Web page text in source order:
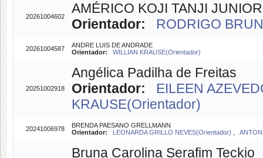
20261004602
AMÉRICO KOJI TANJI JUNIOR
Orientador:
RODRIGO
20261004587
ANDRE LUIS DE ANDRADE
Orientador:
WILLIAN KRAUSE(Orientador)
20251002918
Angélica Padilha de Freitas
Orientador:
EILEEN
KRAUSE(Orientador)
20241006978
BRENDA PAESANO GRELLMANN
Orientador:
LEONARDA GRILLO NEVES(Orientador)
Bruna Carolina Serafim Teckio